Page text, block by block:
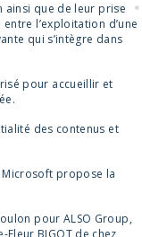
ainsi que de leur prise
l’exploitation d’une
qui s’intègre dans
pour accueillir et
des contenus et
Microsoft propose la
pour ALSO Group,